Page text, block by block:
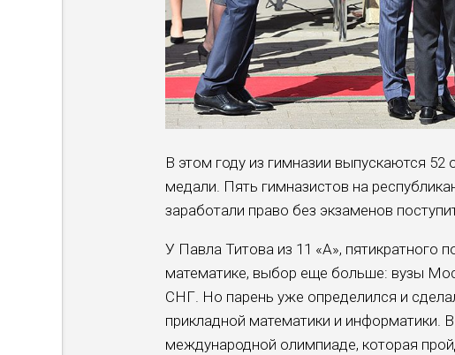
В этом году из гимназии выпускаются 52
медали. Пять гимназистов на
заработали право без экзаменов
У Павла Титова из 11 «А», пятикратного
математике, выбор еще больше: вузы
СНГ. Но парень уже определился и
прикладной математики и информатики.
международной олимпиаде, которая